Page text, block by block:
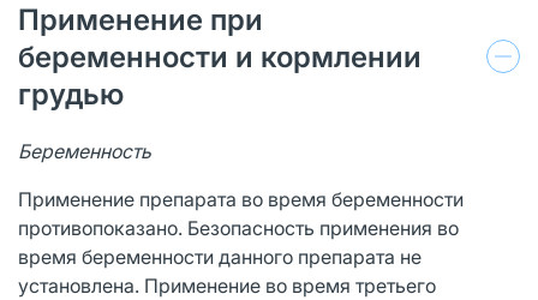
Применение при
беременности и кормлении
грудью
Беременность
Применение препарата во время беременности
противопоказано. Безопасность применения во
время беременности данного препарата не
установлена. Применение во время третьего